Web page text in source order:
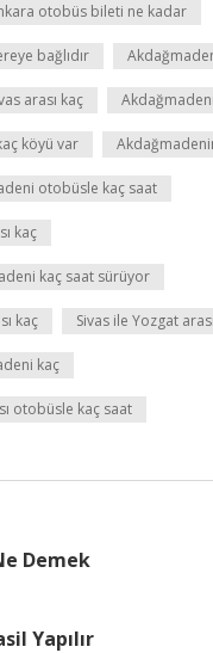
otobüs bileti ne kadar
bağlıdır
arası kaç
köyü var
otobüsle kaç saat
kaç
kaç saat sürüyor
kaç Sivas ile Yozgat
kaç
otobüsle kaç saat
Demek
Yapılır